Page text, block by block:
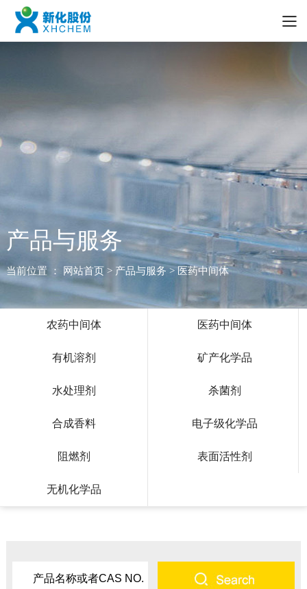
产品与服务
当前位置 ： 网站首页> 产品与服务 > 医药中间体
农药中间体 医药中间体
有机溶剂 矿产化学品
水处理剂 杀菌剂
合成香料 电子级化学品
阻燃剂 表面活性剂
无机化学品